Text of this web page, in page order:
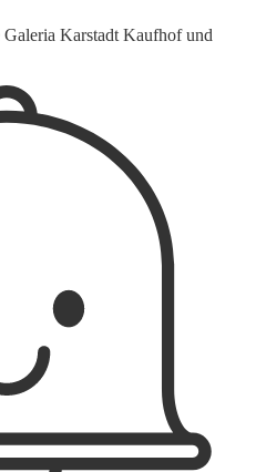
Galeria Karstadt Kaufhof und